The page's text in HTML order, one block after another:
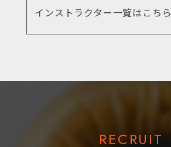
インストラクター一覧はこちら
RECRUIT